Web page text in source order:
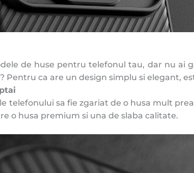
de huse pentru telefonul tau, dar nu ai
Pentru ca are un design simplu si elegant,
telefonului sa fie zgariat de o husa mult
o husa premium si una de slaba calitate.